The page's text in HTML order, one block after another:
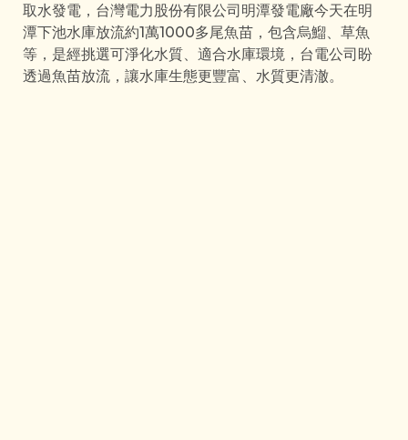
取水發電，台灣電力股份有限公司明潭發電廠今天在明
潭下池水庫放流約1萬1000多尾魚苗，包含烏鰡、草魚
等，是經挑選可淨化水質、適合水庫環境，台電公司盼
透過魚苗放流，讓水庫生態更豐富、水質更清澈。